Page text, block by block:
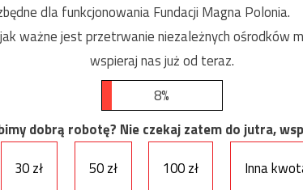
dla funkcjonowania Fundacji Magna Polonia.
ważne jest przetrwanie niezależnych ośrodków
wspieraj nas już od teraz.
8%
dobrą robotę? Nie czekaj zatem do jutra,
30 zł
50 zł 100 zł
Inna